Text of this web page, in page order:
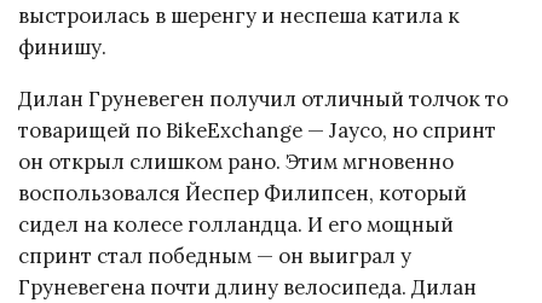
выстроилась в шеренгу и неспеша катила к
финишу.
Дилан Груневеген получил отличный толчок то
товарищей по BikeExchange — Jayco, но спринт
он открыл слишком рано. Этим мгновенно
воспользовался Йеспер Филипсен, который
сидел на колесе голландца. И его мощный
спринт стал победным — он выиграл у
Груневегена почти длину велосипеда. Дилан